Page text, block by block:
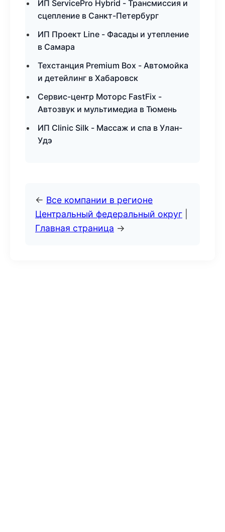
ИП ServicePro Hybrid - Трансмиссия и
сцепление в Санкт-Петербург
ИП Проект Line - Фасады и утепление
в Самара
Техстанция Premium Box - Автомойка
и детейлинг в Хабаровск
Сервис-центр Моторс FastFix -
Автозвук и мультимедиа в Тюмень
ИП Clinic Silk - Массаж и спа в Улан-
Удэ
← Все компании в регионе
Центральный федеральный округ
Главная страница →